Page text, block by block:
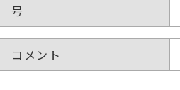
号
コメント